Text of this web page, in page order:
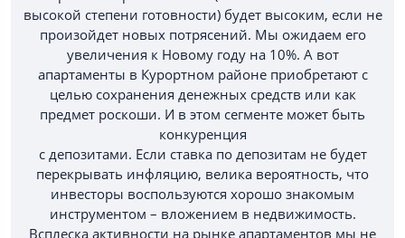
высокой степени готовности) будет высоким, если не
произойдет новых потрясений. Мы ожидаем его
увеличения к Новому году на 10%. А вот
апартаменты в Курортном районе приобретают с
целью сохранения денежных средств или как
предмет роскоши. И в этом сегменте может быть
конкуренция
с депозитами. Если ставка по депозитам не будет
перекрывать инфляцию, велика вероятность, что
инвесторы воспользуются хорошо знакомым
инструментом – вложением в недвижимость.
Всплеска активности на рынке апартаментов мы не